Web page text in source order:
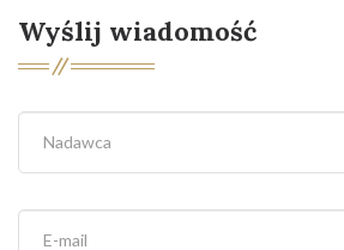
Wyślij wiadomość